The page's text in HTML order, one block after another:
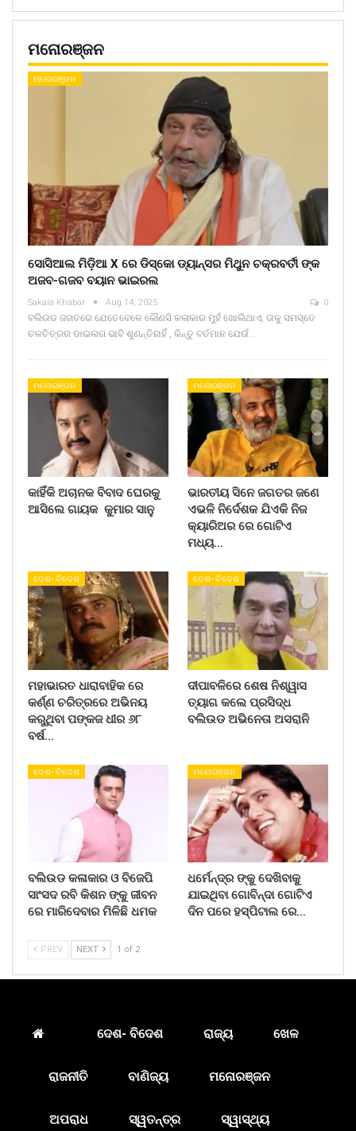
ମନୋରଞ୍ଜନ
ମନୋରଞ୍ଜନ
ସୋସିଆଲ ମିଡ଼ିଆ X ରେ ଡିସ୍କୋ ଡ୍ୟାନ୍ସର ମିଥୁନ ଚକ୍ରବର୍ତୀ ଙ୍କ
ଅଜବ-ଗଜବ ବୟାନ ଭାଇରଲ
Sakala Khabar Aug 14, 2025 0
ବଲିଉଡ ଜଗତରେ ଯେତେବେଳେ କୌଣସି କଳାକାର ମୁହଁ ଖୋଲିଥାଏ, ତାକୁ ସମସ୍ତେ
ଚଳଚିତ୍ରର ଡାଇଲଗ ଭାବି ଶୁଣନ୍ତିନାହିଁ , କିନ୍ତୁ ବର୍ତମାନ ଯେଉଁ…
ମନୋରଞ୍ଜନ
କାହିଁକି ଅଚାନକ ବିବାଦ ଘେରକୁ
ଆସିଲେ ଗାୟକ କୁମାର ସାନୁ
ମନୋରଞ୍ଜନ
ଭାରତୀୟ ସିନେ ଜଗତର ଜଣେ
ଏଭଳି ନିର୍ଦେଶକ ଯିଏକି ନିଜ
କ୍ୟାରିଅର ରେ ଗୋଟିଏ
ମଧ୍ୟ…
ଦେଶ- ବିଦେଶ
ମହାଭାରତ ଧାରାବାହିକ ରେ
କର୍ଣ୍ଣ ଚରିତ୍ରରେ ଅଭିନୟ
କରୁଥିବା ପଙ୍କଜ ଧୀର ୬୮
ବର୍ଷ…
ଦେଶ- ବିଦେଶ
ଦୀପାବଳିରେ ଶେଷ ନିଶ୍ୱାସ
ତ୍ୟାଗ କଲେ ପ୍ରସିଦ୍ଧ
ବଲିଉଡ ଅଭିନେତା ଅସରାନି
ଦେଶ- ବିଦେଶ
ବଲିଉଡ କଳାକାର ଓ ବିଜେପି
ସାଂସଦ ରବି କିଶନ ଙ୍କୁ ଜୀବନ
ରେ ମାରିଦେବାର ମିଳିଛି ଧମକ
ମନୋରଞ୍ଜନ
ଧର୍ମେନ୍ଦ୍ର ଙ୍କୁ ଦେଖିବାକୁ
ଯାଇଥିବା ଗୋବିନ୍ଦା ଗୋଟିଏ
ଦିନ ପରେ ହସ୍ପିଟାଲ ରେ…
PREV NEXT 1 of 2
ଦେଶ- ବିଦେଶ ରାଜ୍ୟ ଖେଳ
ରାଜନୀତି ବାଣିଜ୍ୟ ମନୋରଞ୍ଜନ
ଅପରାଧ ସ୍ୱତନ୍ତ୍ର ସ୍ୱାସ୍ଥ୍ୟ